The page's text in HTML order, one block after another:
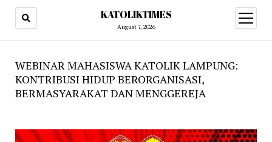
KATOLIKTIMES
August 7, 2026
open
menu
WEBINAR MAHASISWA KATOLIK LAMPUNG:
KONTRIBUSI HIDUP BERORGANISASI,
BERMASYARAKAT DAN MENGGEREJA